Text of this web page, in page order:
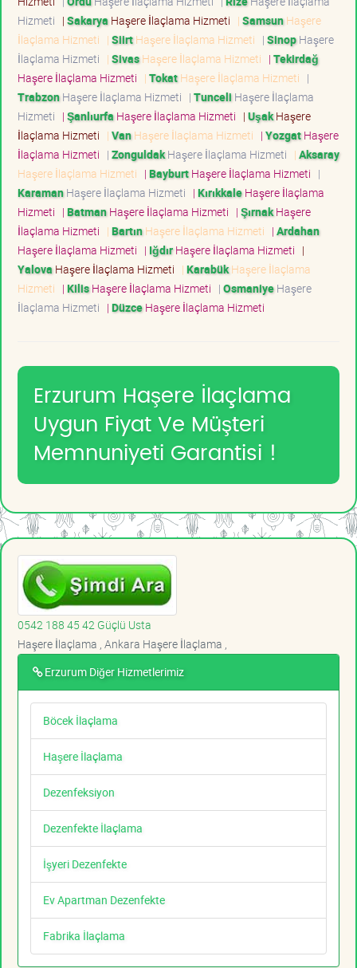
Hizmeti | Sakarya Haşere İlaçlama Hizmeti | SamsunHaşere
İlaçlama Hizmeti | SiirtHaşere İlaçlama Hizmeti | SinopHaşere
İlaçlama Hizmeti | SivasHaşere İlaçlama Hizmeti | Tekirdağ
Haşere İlaçlama Hizmeti | TokatHaşere İlaçlama Hizmeti |
TrabzonHaşere İlaçlama Hizmeti | Tunceli Haşere İlaçlama
Hizmeti | Şanlıurfa Haşere İlaçlama Hizmeti | UşakHaşere
İlaçlama Hizmeti | VanHaşere İlaçlama Hizmeti | YozgatHaşere
İlaçlama Hizmeti | ZonguldakHaşere İlaçlama Hizmeti | Aksaray
Haşere İlaçlama Hizmeti | BayburtHaşere İlaçlama Hizmeti |
KaramanHaşere İlaçlama Hizmeti | KırıkkaleHaşere İlaçlama
Hizmeti | BatmanHaşere İlaçlama Hizmeti | ŞırnakHaşere
İlaçlama Hizmeti | BartınHaşere İlaçlama Hizmeti | Ardahan
Haşere İlaçlama Hizmeti | IğdırHaşere İlaçlama Hizmeti |
Yalova Haşere İlaçlama Hizmeti | KarabükHaşere İlaçlama
Hizmeti | KilisHaşere İlaçlama Hizmeti | OsmaniyeHaşere
İlaçlama Hizmeti | DüzceHaşere İlaçlama Hizmeti
Erzurum Haşere İlaçlama
Uygun Fiyat Ve Müşteri
Memnuniyeti Garantisi !
0542 188 45 42 Güçlü Usta
Haşere İlaçlama , Ankara Haşere İlaçlama ,
Erzurum Diğer Hizmetlerimiz
Böcek İlaçlama
Haşere İlaçlama
Dezenfeksiyon
Dezenfekte İlaçlama
İşyeri Dezenfekte
Ev Apartman Dezenfekte
Fabrika İlaçlama